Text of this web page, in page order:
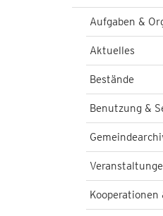
Aufgaben &
Aktuelles
Bestände
Benutzung &
Kooperationen